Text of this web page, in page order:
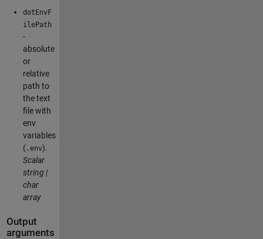
dotEnvF
ilePath
-
absolute
or
relative
path to
the text
file with
env
variables
( .env).
Scalar
string |
char
array
Output
arguments